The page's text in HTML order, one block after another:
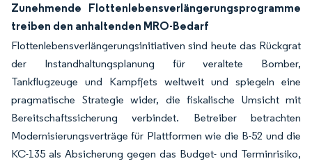
Zunehmende Flottenlebensverlängerungsprogramme
treiben den anhaltenden MRO-Bedarf
Flottenlebensverlängerungsinitiativen sind heute das Rückgrat
der Instandhaltungsplanung für veraltete Bomber,
Tankflugzeuge und Kampfjets weltweit und spiegeln eine
pragmatische Strategie wider, die fiskalische Umsicht mit
Bereitschaftssicherung verbindet. Betreiber betrachten
Modernisierungsverträge für Plattformen wie die B-52 und die
KC-135 als Absicherung gegen das Budget- und Terminrisiko,